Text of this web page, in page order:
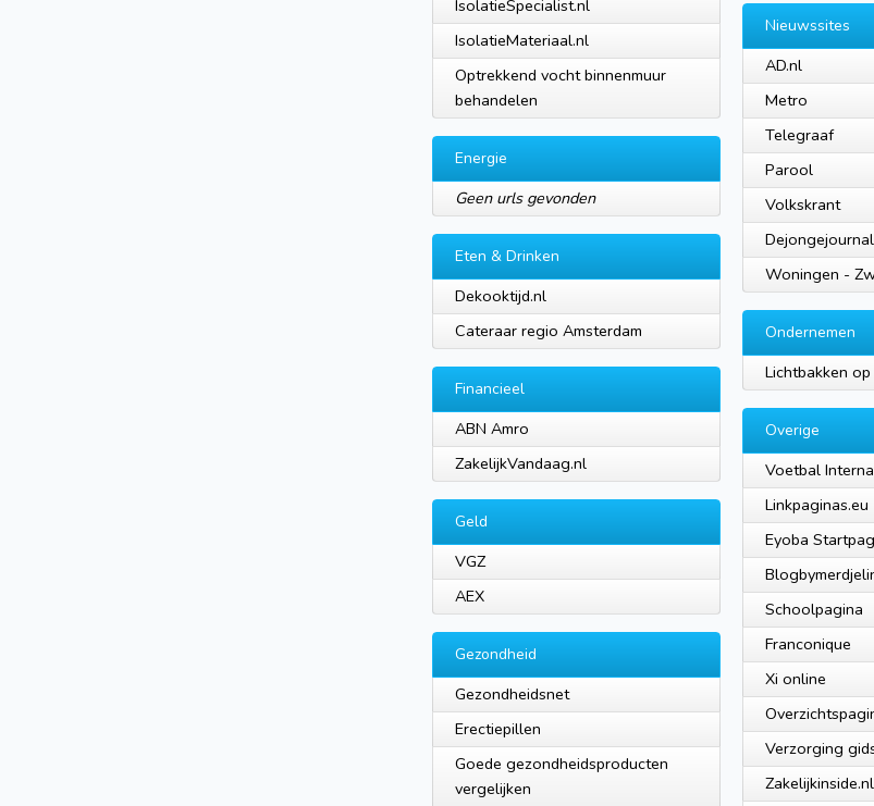
IsolatieSpecialist.nl
IsolatieMateriaal.nl
Optrekkend vocht binnenmuur
behandelen
Energie
Geen urls gevonden
Eten & Drinken
Dekooktijd.nl
Cateraar regio Amsterdam
Financieel
ABN Amro
ZakelijkVandaag.nl
Geld
VGZ
AEX
Gezondheid
Gezondheidsnet
Erectiepillen
Goede gezondheidsproducten
vergelijken
Nieuwssites
AD.nl
Metro
Telegraaf
Parool
Volkskrant
Woningen -
Ondernemen
Lichtbakken
Overige
Voetbal
Linkpaginas.eu
Eyoba
Schoolpagina
Franconique
Xi online
Verzorging
Zakelijkinside.nl